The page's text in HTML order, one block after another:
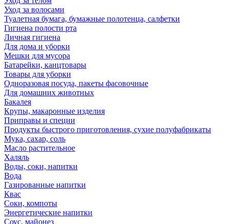
Уход за волосами
Туалетная бумага, бумажные полотенца, салфетки
Гигиена полости рта
Личная гигиена
Для дома и уборки
Мешки для мусора
Батарейки, канцтовары
Товары для уборки
Одноразовая посуда, пакеты фасовочные
Для домашних животных
Бакалея
Крупы, макаронные изделия
Приправы и специи
Продукты быстрого приготовления, сухие полуфабрикаты
Мука, сахар, соль
Масло растительное
Халяль
Воды, соки, напитки
Вода
Газированные напитки
Квас
Соки, компоты
Энергетические напитки
Соус, майонез